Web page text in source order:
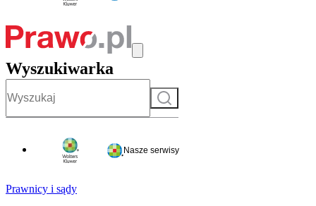
Wyszukiwarka
Szukaj
Nasze serwisy
Prawnicy i sądy